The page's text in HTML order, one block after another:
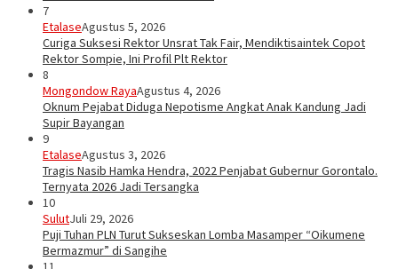
7
EtalaseAgustus 5, 2026
Curiga Suksesi Rektor Unsrat Tak Fair, Mendiktisaintek Copot
Rektor Sompie, Ini Profil Plt Rektor
8
Mongondow RayaAgustus 4, 2026
Oknum Pejabat Diduga Nepotisme Angkat Anak Kandung Jadi
Supir Bayangan
9
EtalaseAgustus 3, 2026
Tragis Nasib Hamka Hendra, 2022 Penjabat Gubernur Gorontalo.
Ternyata 2026 Jadi Tersangka
10
SulutJuli 29, 2026
Puji Tuhan PLN Turut Sukseskan Lomba Masamper “Oikumene
Bermazmur” di Sangihe